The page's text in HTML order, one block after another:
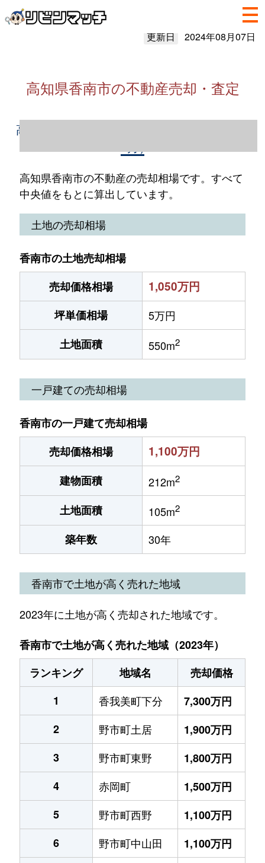
更新日 2024年08月07日
高知県香南市の不動産売却・査定
高知県香南市の不動産売却情報（2023年1～
高知県香南市の不動産の売却相場です。すべて
中央値をもとに算出しています。
土地の売却相場
香南市の土地売却相場
売却価格相場
1,050万円
坪単価相場
5万円
土地面積
550m2
一戸建ての売却相場
香南市の一戸建て売却相場
売却価格相場
1,100万円
建物面積 212m2
土地面積 105m2
築年数 30年
香南市で土地が高く売れた地域
2023年に土地が高く売却された地域です。
香南市で土地が高く売れた地域（2023年）
ランキング
地域名
売却価格
1
香我美町下分
7,300万円
2
野市町土居
1,900万円
3
野市町東野
1,800万円
4
赤岡町
1,500万円
5
野市町西野
1,100万円
6
野市町中山田
1,100万円